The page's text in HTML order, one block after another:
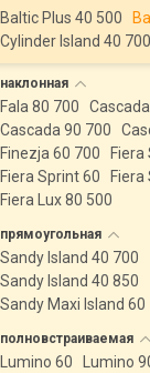
Baltic Plus 40 500
Cylinder Island 40 700
наклонная
Fala 80 700
Cascada 90 700
Finezja 60 700
Fiera
Fiera Sprint 60
Fiera
Fiera Lux 80 500
прямоугольная
Sandy Island 40 700
Sandy Island 40 850
Sandy Maxi Island 60
полновстраиваемая
Lumino 60 Lumino